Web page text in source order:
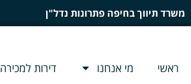
משרד תיווך בחיפה פתרונות נדל"ן
ראשי מי אנחנו דירות למכירה